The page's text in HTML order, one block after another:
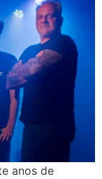
anos de